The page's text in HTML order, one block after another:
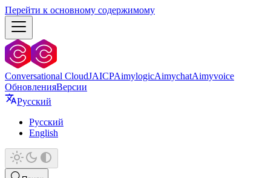
Перейти к основному содержимому
Conversational CloudJAICPAimylogicAimychatAimyvoice
ОбновленияВерсии
Русский
Русский
English